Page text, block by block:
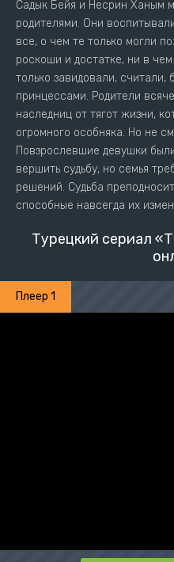
Садык Бейя и Несрин Ханым
родителями. Они
все, о чем те только могли
роскоши и достатке, ни в
только завидовали,
принцессами. Родители
наследниц от тягот жизни,
огромного особняка. Но не
Повзрослевшие девушки
вершить судьбу, но семья
решений. Судьба
способные навсегда их
Турецкий сериал
Плеер 1